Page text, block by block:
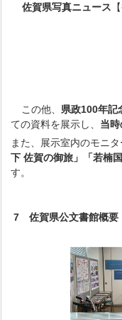
佐賀県写真ニュース
この他、 県政100年記
ての資料を展示し、 当
また、展示室内のモニタ
下 佐賀の御旅」「若楠
す。
7 佐賀県公文書館概要